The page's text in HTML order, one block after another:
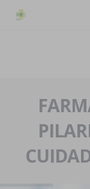
La farmacia
Nuestra historia
Nuestro equipo
Eventos
Servicios y
Pedidos express